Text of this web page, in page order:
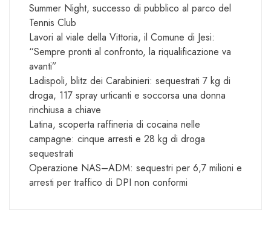
Summer Night, successo di pubblico al parco del
Tennis Club
Lavori al viale della Vittoria, il Comune di Jesi:
“Sempre pronti al confronto, la riqualificazione va
avanti”
Ladispoli, blitz dei Carabinieri: sequestrati 7 kg di
droga, 117 spray urticanti e soccorsa una donna
rinchiusa a chiave
Latina, scoperta raffineria di cocaina nelle
campagne: cinque arresti e 28 kg di droga
sequestrati
Operazione NAS–ADM: sequestri per 6,7 milioni e
arresti per traffico di DPI non conformi